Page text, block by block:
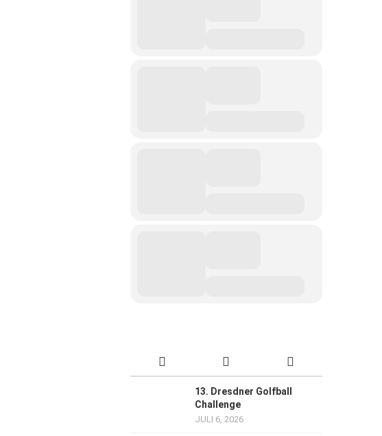
13. Dresdner Golfball
Challenge
JULI 6, 2026